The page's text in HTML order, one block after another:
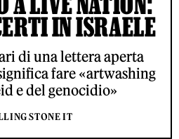
IN ISRAELE
di una lettera aperta
fare «artwashing
e del genocidio»
STONE IT